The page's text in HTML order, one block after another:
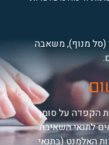
(סל מנוף), משאבה
הקפדה על סומך
לתנאי השאיבה
האלמנט (בתנאי